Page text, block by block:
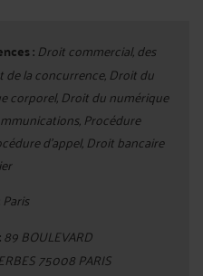
:Droit commercial, des
de la concurrence, Droit du
corporel, Droit du numérique
Procédure
d'appel, Droit bancaire
Paris
89 BOULEVARD
75008 PARIS